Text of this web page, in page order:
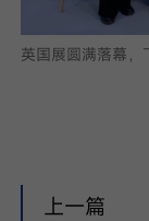
英国展圆满落幕，
上一篇